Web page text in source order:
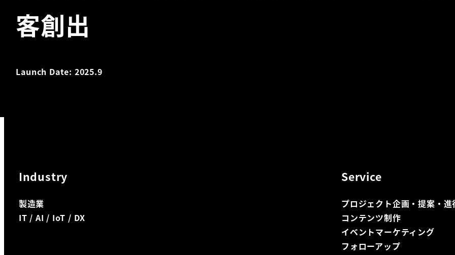
客創出
Launch Date: 2025.9
Industry
製造業
IT / AI / IoT / DX
Service
プロジェクト企画・提案・進
コンテンツ制作
イベントマーケティング
フォローアップ